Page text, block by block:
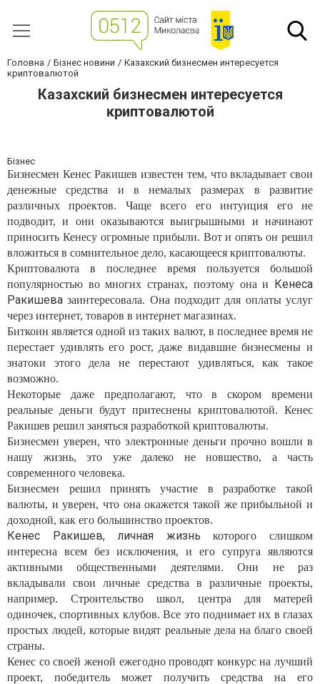
Головна Бізнес новини
Казахский бизнесмен интересуется
криптовалютой
Казахский бизнесмен интересуется
криптовалютой
Бізнес
Бизнесмен Кенес Ракишев известен тем, что вкладывает свои
денежные средства и в немалых размерах в развитие
различных проектов. Чаще всего его интуиция его не
подводит, и они оказываются выигрышными и начинают
приносить Кенесу огромные прибыли. Вот и опять он решил
вложиться в сомнительное дело, касающееся криптовалюты.
Криптовалюта в последнее время пользуется большой
популярностью во многих странах, поэтому она и Кенеса
Ракишева заинтересовала. Она подходит для оплаты услуг
через интернет, товаров в интернет магазинах.
Биткоин является одной из таких валют, в последнее время не
перестает удивлять его рост, даже видавшие бизнесмены и
знатоки этого дела не перестают удивляться, как такое
возможно.
Некоторые даже предполагают, что в скором времени
реальные деньги будут притеснены криптовалютой. Кенес
Ракишев решил заняться разработкой криптовалюты.
Бизнесмен уверен, что электронные деньги прочно вошли в
нашу жизнь, это уже далеко не новшество, а часть
современного человека.
Бизнесмен решил принять участие в разработке такой
валюты, и уверен, что она окажется такой же прибыльной и
доходной, как его большинство проектов.
Кенес Ракишев, личная жизнь которого слишком
интересна всем без исключения, и его супруга являются
активными общественными деятелями. Они не раз
вкладывали свои личные средства в различные проекты,
например. Строительство школ, центра для матерей
одиночек, спортивных клубов. Все это поднимает их в глазах
простых людей, которые видят реальные дела на благо своей
страны.
Кенес со своей женой ежегодно проводят конкурс на лучший
проект, победитель может получить средства на его